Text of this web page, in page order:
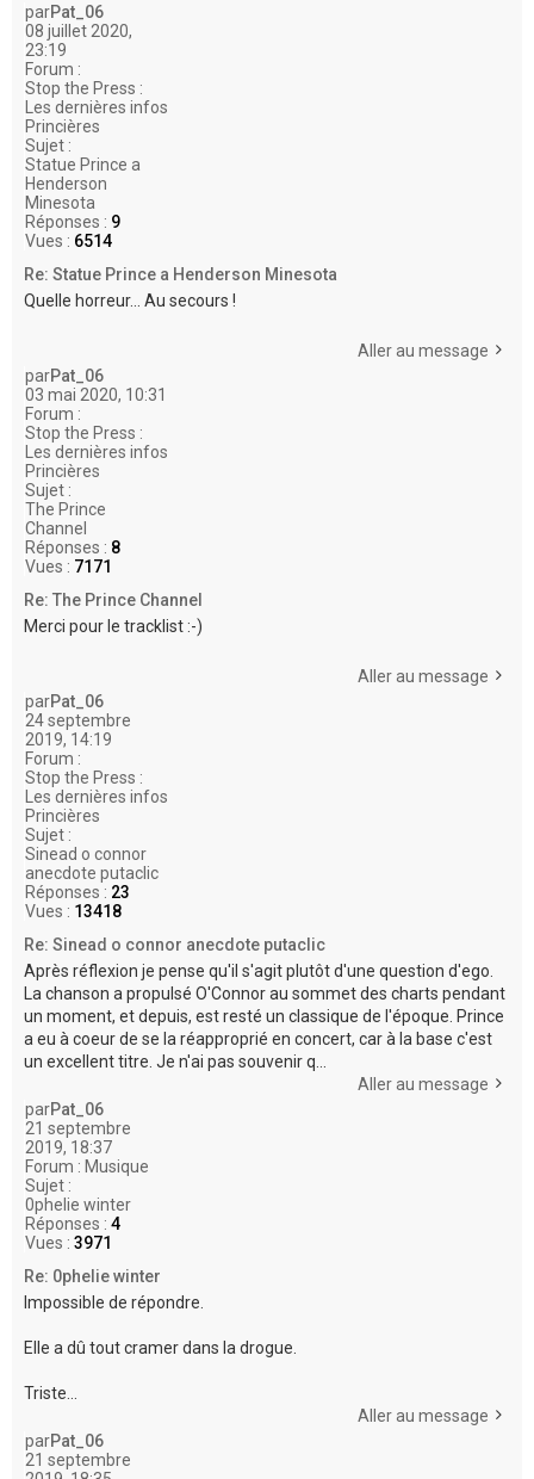
parPat_06
08 juillet 2020,
23:19
Forum :
Stop the Press :
Les dernières infos
Princières
Sujet :
Statue Prince a
Henderson
Minesota
Réponses : 9
Vues : 6514
Re: Statue Prince a Henderson Minesota
Quelle horreur... Au secours !
Aller au message
parPat_06
03 mai 2020, 10:31
Forum :
Stop the Press :
Les dernières infos
Princières
Sujet :
The Prince
Channel
Réponses : 8
Vues : 7171
Re: The Prince Channel
Merci pour le tracklist :-)
Aller au message
parPat_06
24 septembre
2019, 14:19
Forum :
Stop the Press :
Les dernières infos
Princières
Sujet :
Sinead o connor
anecdote putaclic
Réponses : 23
Vues : 13418
Re: Sinead o connor anecdote putaclic
Après réflexion je pense qu'il s'agit plutôt d'une question d'ego.
La chanson a propulsé O'Connor au sommet des charts pendant
un moment, et depuis, est resté un classique de l'époque. Prince
a eu à coeur de se la réapproprié en concert, car à la base c'est
un excellent titre. Je n'ai pas souvenir q...
Aller au message
parPat_06
21 septembre
2019, 18:37
Forum : Musique
Sujet :
0phelie winter
Réponses : 4
Vues : 3971
Re: 0phelie winter
Impossible de répondre.
Elle a dû tout cramer dans la drogue.
Triste...
Aller au message
parPat_06
21 septembre